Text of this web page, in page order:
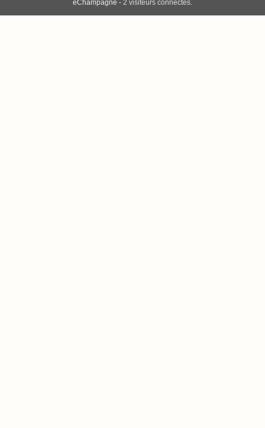
eChampagne - 2 visiteurs connectés.